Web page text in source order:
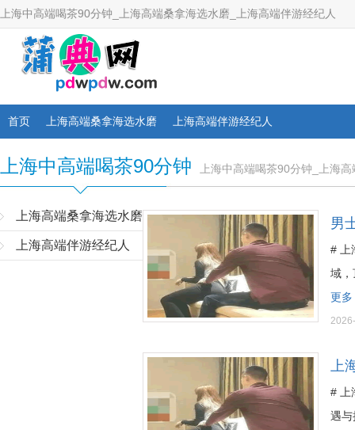
上海中高端喝茶90分钟_上海高端桑拿海选水磨_上海高端伴游经纪人
首页 上海高端桑拿海选水磨 上海高端伴游经纪人
上海中高端喝茶90分钟 上海中高端喝茶90分钟_上海
上海高端桑拿海选水磨
上海高端伴游经纪人
男
# 上
域，
更多
上
# 上
遇与